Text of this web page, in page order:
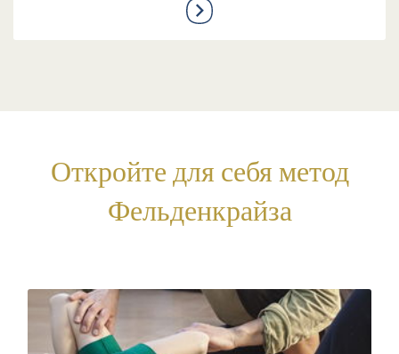
Откройте для себя метод
Фельденкрайза